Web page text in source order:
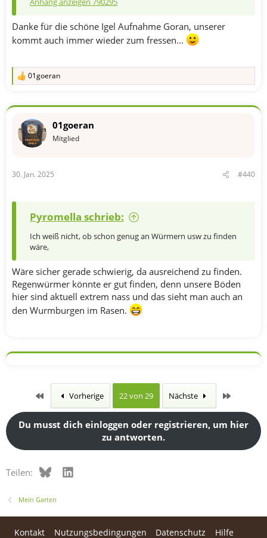
Danke für die schöne Igel Aufnahme Goran, unserer
kommt auch immer wieder zum fressen...
R
k
o
:
01goeran
01goeran
Mitglied
30. Jan. 2025 #440
Pyromella schrieb:
Ich weiß nicht, ob schon genug an Würmern usw zu finden
wäre,
Wäre sicher gerade schwierig, da ausreichend zu finden.
Regenwürmer könnte er gut finden, denn unsere Böden
hier sind aktuell extrem nass und das sieht man auch an
den Wurmburgen im Rasen.
Erste Vorherige 22 von 29 Nächste
Du musst dich einloggen oder registrieren, um hier
zu antworten.
Teilen: BlueskyLinkedIn
Mein Garten
Kontakt Nutzungsbedingungen Datenschutz Hilfe